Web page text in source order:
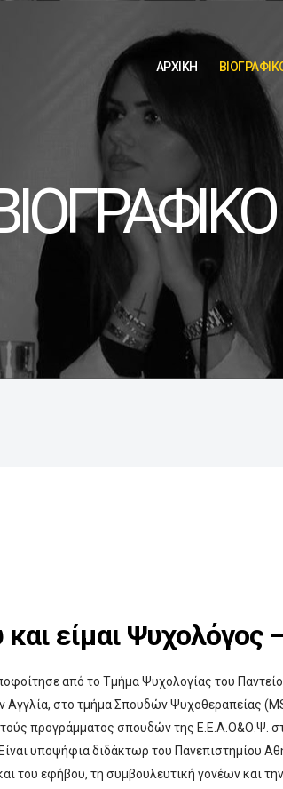
ΑΡΧΙΚΗ
είμαι
από το Τμήμα Ψυχολογίας του
Αγγλία, στο τμήμα Σπουδών Ψυχοθεραπείας
προγράμματος σπουδών της Ε.Ε.Α.Ο&Ο.Ψ.
υποψήφια διδάκτωρ του Πανεπιστημίου
του εφήβου, τη συμβουλευτική γονέων και